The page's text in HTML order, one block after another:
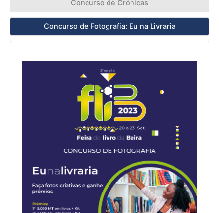
Concurso de Crónicas
Concurso de Fotografia: Eu na Livraria